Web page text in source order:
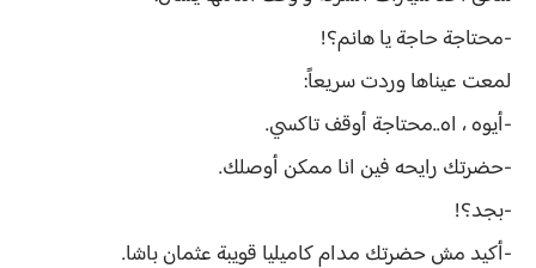
-محتاجة حاجة يا هانم؟!
لمعت عيناها وردت سريعاً:
-أيوه ، اه..محتاجة أوقف تاكسي.
-حضرتك رايحه فين انا ممكن أوصلك.
-بجد؟!
-أكيد مش حضرتك مدام كاميليا قويبة عثمان باشا.